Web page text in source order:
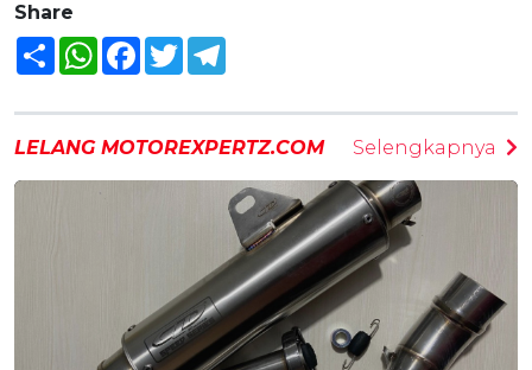
Share
Share WhatsAppFacebook
Twitter
LELANG MOTOREXPERTZ.COM Selengkapnya